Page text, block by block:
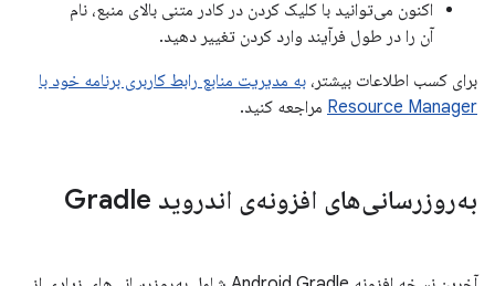
اکنون می‌توانید با کلیک کردن در کادر متنی بالای منبع، نام
آن را در طول فرآیند وارد کردن تغییر دهید.
برای کسب اطلاعات بیشتر، به مدیریت منابع رابط کاربری برنامه خود با
Resource Manager مراجعه کنید.
به‌روزرسانی‌های افزونه‌ی اندروید Gradle